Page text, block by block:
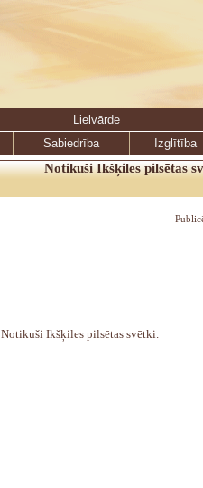
Lielvārde
Sabiedrība
Izglītība
Notikuši Ikšķiles pilsētas
Notikuši Ikšķiles pilsētas svētki.